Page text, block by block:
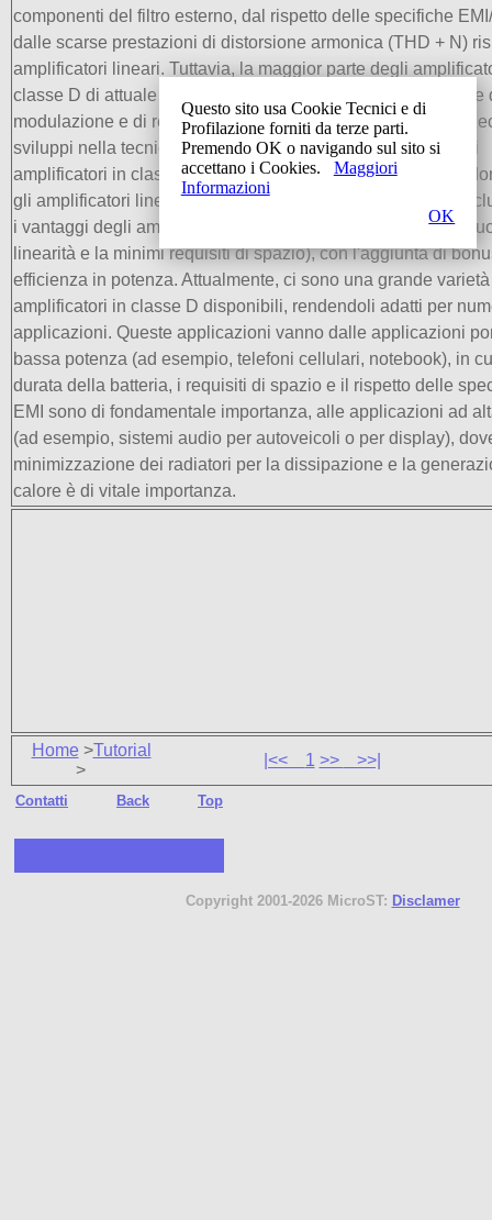
componenti del filtro esterno, dal rispetto delle specifiche
dalle scarse prestazioni di distorsione armonica (THD + N)
amplificatori lineari. Tuttavia, la maggior parte degli
classe D di attuale generazione utilizzano avanzate tecniche
modulazione e di retroazione per ridurre questi svantaggi.
sviluppi nella tecniche di modulazione hanno permesso agli
amplificatori in classe D di entrare nelle applicazioni in cui
gli amplificatori lineari. I moderni amplificatori in classe D
i vantaggi degli amplificatori in classe AB (vale a dire, una
linearità e la minimi requisiti di spazio), con l'aggiunta di
efficienza in potenza. Attualmente, ci sono una grande
amplificatori in classe D disponibili, rendendoli adatti per
applicazioni. Queste applicazioni vanno dalle applicazioni
bassa potenza (ad esempio, telefoni cellulari, notebook), in
durata della batteria, i requisiti di spazio e il rispetto delle
EMI sono di fondamentale importanza, alle applicazioni ad
(ad esempio, sistemi audio per autoveicoli o per display),
minimizzazione dei radiatori per la dissipazione e la
calore è di vitale importanza.
Home >Tutorial
>
|<< 1 >> >>|
Contatti Back Top
Copyright 2001-2026 MicroST: Disclamer
Questo sito usa Cookie Tecnici e di
Profilazione forniti da terze parti.
Premendo OK o navigando sul sito si
accettano i Cookies.
Maggiori
Informazioni
OK